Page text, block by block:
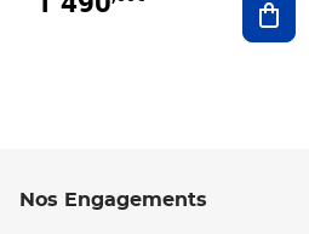
Nos Engagements